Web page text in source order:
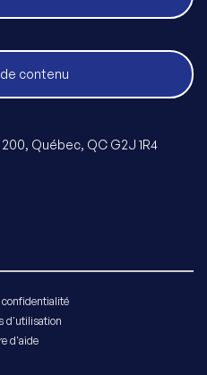
contenu
Québec, QC G2J 1R4
confidentialité
d'utilisation
d'aide